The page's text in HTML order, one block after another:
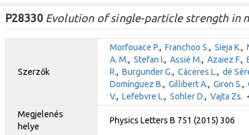
P28330Evolution of single-particle strength in
Szerzők
Morfouace P., Franchoo S., Sieja K.,
A. M., Stefan I., Assié M., Azaiez F.,
R., Burgunder G., Cáceres L., dé
Domínguez B., Gillibert A., Giron S.,
V., Lefebvre L., Sohler D., Vajta Zs.
Megjelenés
helye
Physics Letters B 751 (2015) 306